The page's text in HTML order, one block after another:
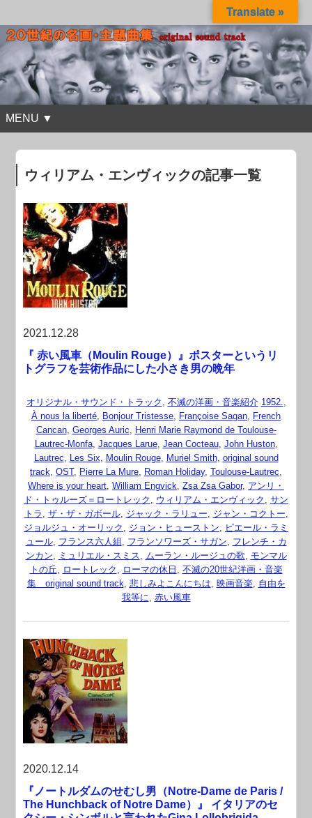
MENU ▼
ウィリアム・エンヴィックの記事一覧
2021.12.28
『 赤い風車（Moulin Rouge）』ポスターというリ
トグラフを芸術作品にした小さき男の晩年
オリジナル・サウンド・トラック , 不滅の洋画・音楽紹介 1952.,
À nous la liberté, Bonjour Tristesse, Françoise Sagan, French
Cancan, Georges Auric, Henri Marie Raymond de Toulouse-
Lautrec-Monfa, Jacques Larue, Jean Cocteau, John Huston,
Lautrec, Les Six, Moulin Rouge, Muriel Smith, original sound
track, OST, Pierre La Mure, Roman Holiday, Toulouse-Lautrec,
Where is your heart, William Engvick, Zsa Zsa Gabor, アンリ・
ド・トゥルーズ＝ロートレック , ウィリアム・エンヴィック , サン
トラ , ザ・ザ・ガボール, ジャック・ラリュー, ジャン・コクトー,
ジョルジュ・オーリック , ジョン・ヒューストン, ピエール・ラミ
ュール, フランス六人組 , フランソワーズ・サガン, フレンチ・カ
ンカン, ミュリエル・スミス, ムーラン・ルージュの歌, モンマル
トの丘, ロートレック , ローマの休日 , 不滅の20世紀洋画・音楽
集 original sound track, 悲しみよこんにちは, 映画音楽, 自由を
我等に, 赤い風車
2020.12.14
『ノートルダムのせむし男（Notre-Dame de Paris /
The Hunchback of Notre Dame）』 イタリアのセ
Translate »